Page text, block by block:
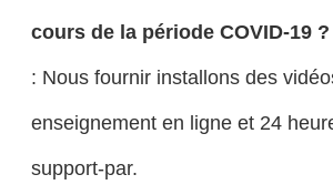
cours de la période COVID-19 ?
: Nous fournir installons des
enseignement en ligne et 24
support-par.